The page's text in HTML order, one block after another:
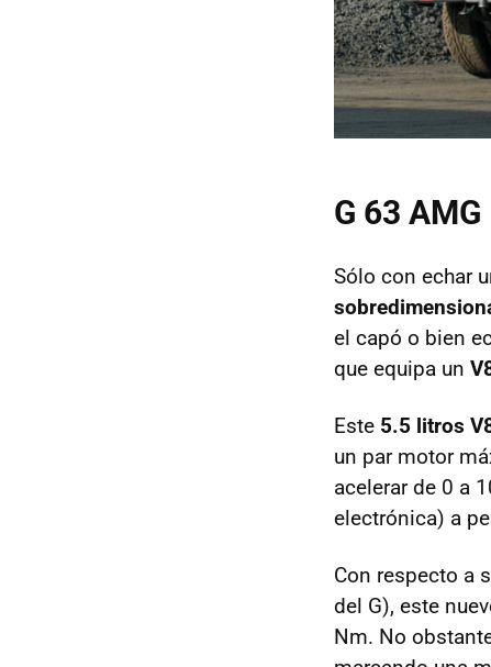
G 63 AMG
Sólo con echar
el capó o bien
que equipa un
Este 5.5 litros
un par motor
acelerar de 0 a
electrónica) a
Con respecto a
del G), este
Nm. No